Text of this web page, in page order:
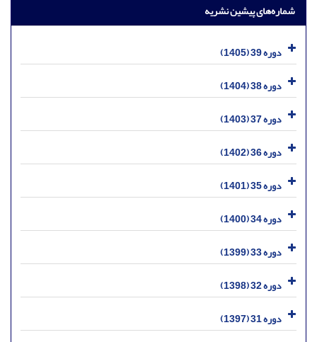
شماره‌های پیشین نشریه
دوره 39 (1405)
دوره 38 (1404)
دوره 37 (1403)
دوره 36 (1402)
دوره 35 (1401)
دوره 34 (1400)
دوره 33 (1399)
دوره 32 (1398)
دوره 31 (1397)